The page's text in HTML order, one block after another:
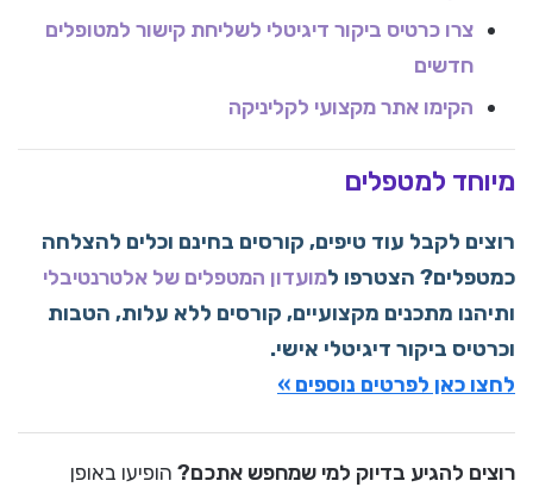
צרו כרטיס ביקור דיגיטלי לשליחת קישור למטופלים
חדשים
הקימו אתר מקצועי לקליניקה
מיוחד למטפלים
רוצים לקבל עוד טיפים, קורסים בחינם וכלים להצלחה
כמטפלים? הצטרפו למועדון המטפלים של אלטרנטיבלי
ותיהנו מתכנים מקצועיים, קורסים ללא עלות, הטבות
וכרטיס ביקור דיגיטלי אישי.
לחצו כאן לפרטים נוספים »
רוצים להגיע בדיוק למי שמחפש אתכם? הופיעו באופן